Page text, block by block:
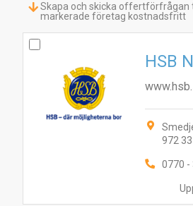
Skapa och skicka offertförfrågan
markerade företag kostnadsfritt
HSB
972 33
0770 -